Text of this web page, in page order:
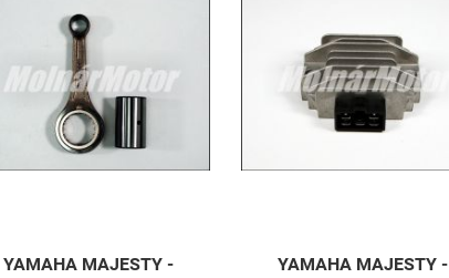
YAMAHA MAJESTY -
YAMAHA MAJESTY -